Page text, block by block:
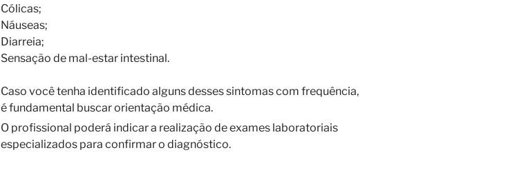
Cólicas;
Náuseas;
Diarreia;
Sensação de mal-estar intestinal.
Caso você tenha identificado alguns desses sintomas com frequência,
é fundamental buscar orientação médica.
O profissional poderá indicar a realização de exames laboratoriais
especializados para confirmar o diagnóstico.